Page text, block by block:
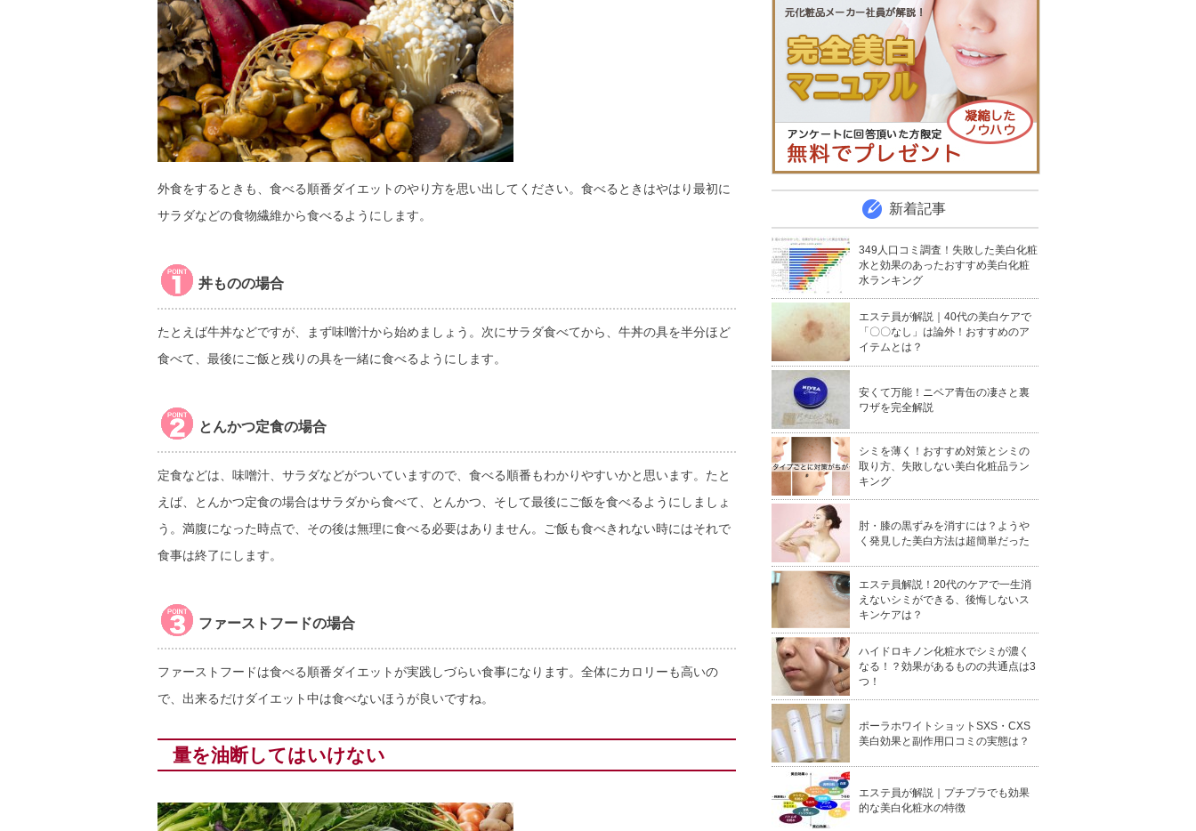
外食をするときも、食べる順番ダイエットのやり方を思い出してください。食べるときはやはり最初に
サラダなどの食物繊維から食べるようにします。
丼ものの場合
たとえば牛丼などですが、まず味噌汁から始めましょう。次にサラダ食べてから、牛丼の具を半分ほど
食べて、最後にご飯と残りの具を一緒に食べるようにします。
とんかつ定食の場合
定食などは、味噌汁、サラダなどがついていますので、食べる順番もわかりやすいかと思います。たと
えば、とんかつ定食の場合はサラダから食べて、とんかつ、そして最後にご飯を食べるようにしましょ
う。満腹になった時点で、その後は無理に食べる必要はありません。ご飯も食べきれない時にはそれで
食事は終了にします。
ファーストフードの場合
ファーストフードは食べる順番ダイエットが実践しづらい食事になります。全体にカロリーも高いの
で、出来るだけダイエット中は食べないほうが良いですね。
量を油断してはいけない
新着記事
349人口コミ調査！失敗した美白化粧
水と効果のあったおすすめ美白化粧
水ランキング
エステ員が解説｜40代の美白ケアで
「〇〇なし」は論外！おすすめのア
イテムとは？
安くて万能！ニベア青缶の凄さと裏
ワザを完全解説
シミを薄く！おすすめ対策とシミの
取り方、失敗しない美白化粧品ラン
キング
肘・膝の黒ずみを消すには？ようや
く発見した美白方法は超簡単だった
エステ員解説！20代のケアで一生消
えないシミができる、後悔しないス
キンケアは？
ハイドロキノン化粧水でシミが濃く
なる！？効果があるものの共通点は3
つ！
ポーラホワイトショットSXS・CXS
美白効果と副作用口コミの実態は？
エステ員が解説｜プチプラでも効果
的な美白化粧水の特徴